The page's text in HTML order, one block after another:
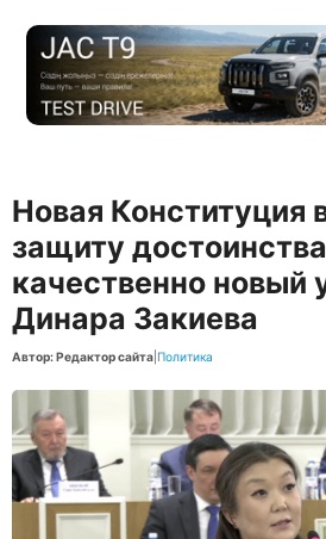
Новая Конституция
защиту
качественно новый
Динара Закиева
Автор: Редактор сайта Политика